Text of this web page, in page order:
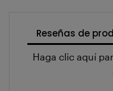
Reseñas de
Haga clic aquí